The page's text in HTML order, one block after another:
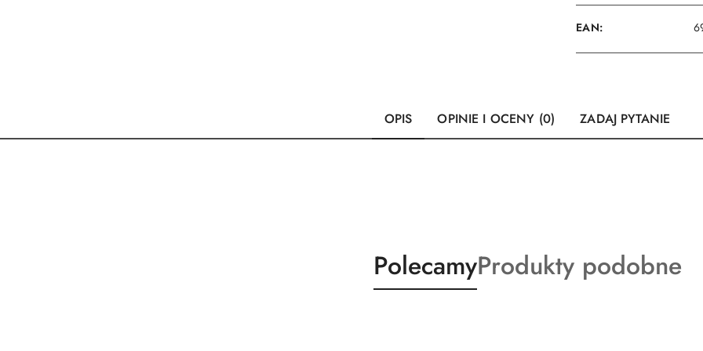
EAN:
OPIS OPINIE I OCENY (0) ZADAJ PYTANIE
Produkty
o
PolecamyProdukty
o
Produkty podobne